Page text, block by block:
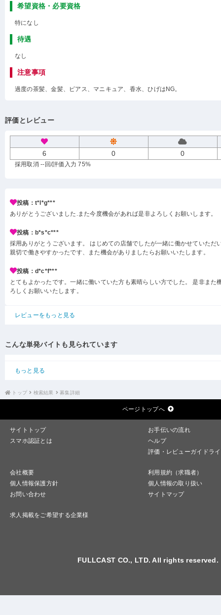
希望資格・必要資格
特になし
待遇
なし
注意事項
過度の茶髪、金髪、ピアス、マニキュア、香水、ひげはNG。
評価とレビュー
6 0 0
採用取消 --回/評価入力 75%
投稿：t*l*g***
ありがとうございました.また今度機会があれば是非よろしくお願いします。
投稿：b*s*c***
採用ありがとうございます。 はじめての店舗でしたが一緒に働かせていただ
親切で働きやすかったです、また機会がありましたらお願いいたします。
投稿：d*c*f***
とてもよかったです。一緒に働いていた方も素晴らしい方でした。 是非また
ろしくお願いいたします。
レビューをもっと見る
こんな単発バイトも見られています
もっと見る
トップ 検索結果 募集詳細
ページトップへ
サイトトップ
お手伝いの流れ
スマホ認証とは
ヘルプ
評価・レビューガイドラ
会社概要
利用規約（求職者）
個人情報保護方針
個人情報の取り扱い
お問い合わせ
サイトマップ
求人掲載をご希望する企業様
FULLCAST CO., LTD. All rights reserved.